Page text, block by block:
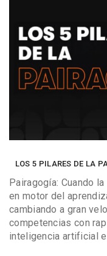
LOS 5 PILARES DE LA
Pairagogía: Cuando
en motor del
cambiando a gran
competencias con
inteligencia artificial